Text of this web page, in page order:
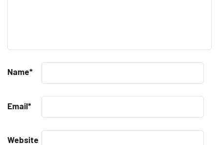
Name*
Email*
Website